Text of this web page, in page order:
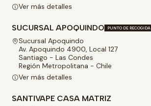
Ver más detalles
SUCURSAL APOQUINDO PUNTO DE RECOGIDA
Sucursal Apoquindo
Av. Apoquindo 4900, Local 127
Santiago - Las Condes
Región Metropolitana - Chile
Ver más detalles
SANTIVAPE CASA MATRIZ